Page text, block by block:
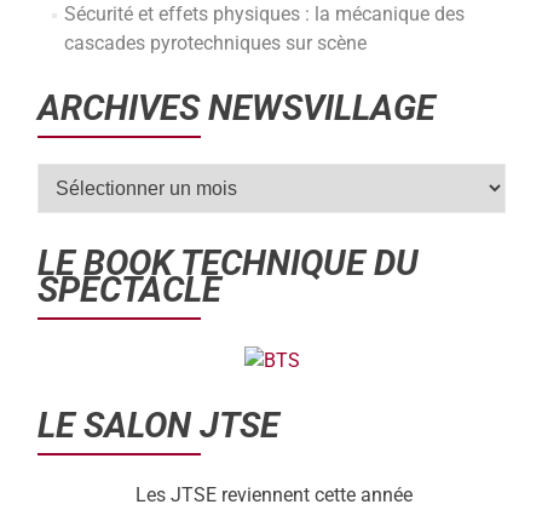
Sécurité et effets physiques : la mécanique des
cascades pyrotechniques sur scène
ARCHIVES NEWSVILLAGE
LE BOOK TECHNIQUE DU
SPECTACLE
LE SALON JTSE
Les JTSE reviennent cette année